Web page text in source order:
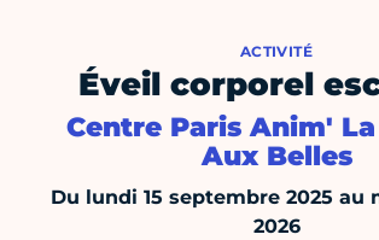
ACTIVITÉ
Éveil corporel
Centre Paris Anim'
Aux Belles
Du lundi 15 septembre 2025 au
2026